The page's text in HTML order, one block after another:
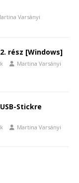
Varsányi
rész [Windows]
Martina Varsányi
Stickre
Martina Varsányi